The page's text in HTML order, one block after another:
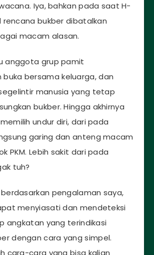
Iya, bahkan pada saat H-
rencana bukber dibatalkan
macam alasan.
anggota grup pamit
bersama keluarga, dan
manusia yang tetap
bukber. Hingga akhirnya
undur diri, dari pada
garing dan anteng macam
PKM. Lebih sakit dari pada
tuh?
pengalaman saya,
menyiasati dan mendeteksi
angkatan yang terindikasi
dengan cara yang simpel.
cara-cara yang bisa kalian